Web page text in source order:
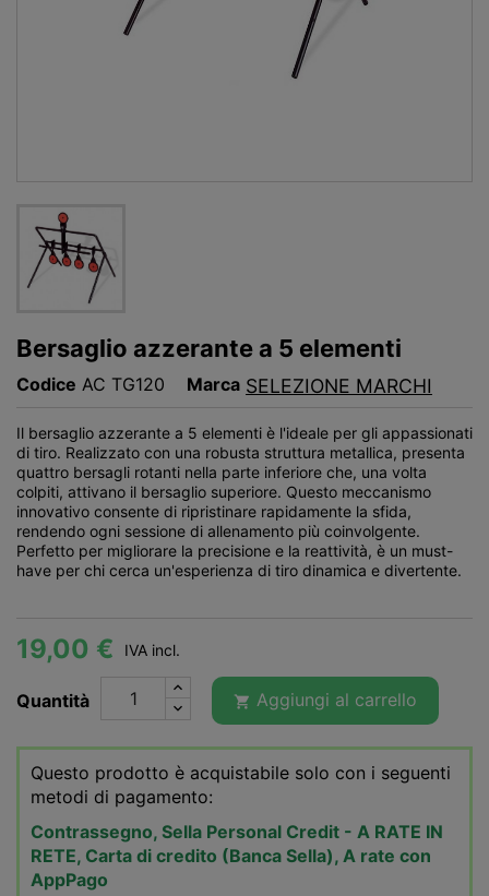
Bersaglio azzerante a 5 elementi
Codice AC TG120 Marca SELEZIONE MARCHI
Il bersaglio azzerante a 5 elementi è l'ideale per gli appassionati
di tiro. Realizzato con una robusta struttura metallica, presenta
quattro bersagli rotanti nella parte inferiore che, una volta
colpiti, attivano il bersaglio superiore. Questo meccanismo
innovativo consente di ripristinare rapidamente la sfida,
rendendo ogni sessione di allenamento più coinvolgente.
Perfetto per migliorare la precisione e la reattività, è un must-
have per chi cerca un'esperienza di tiro dinamica e divertente.
19,00 € IVA incl.
Quantità  Aggiungi al carrello
Questo prodotto è acquistabile solo con i seguenti
metodi di pagamento:
Contrassegno, Sella Personal Credit - A RATE IN
RETE, Carta di credito (Banca Sella), A rate con
AppPago